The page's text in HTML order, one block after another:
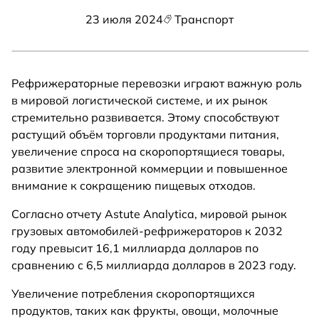
23 июля 2024 Транспорт
Рефрижераторные перевозки играют важную роль
в мировой логистической системе, и их рынок
стремительно развивается. Этому способствуют
растущий объём торговли продуктами питания,
увеличение спроса на скоропортящиеся товары,
развитие электронной коммерции и повышенное
внимание к сокращению пищевых отходов.
Согласно отчету Astute Analytica, мировой рынок
грузовых автомобилей-рефрижераторов к 2032
году превысит 16,1 миллиарда долларов по
сравнению с 6,5 миллиарда долларов в 2023 году.
Увеличение потребления скоропортящихся
продуктов, таких как фрукты, овощи, молочные